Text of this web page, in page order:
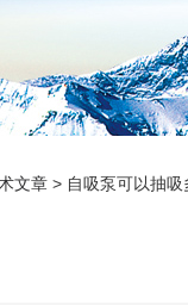
文章 > 自吸泵可以抽